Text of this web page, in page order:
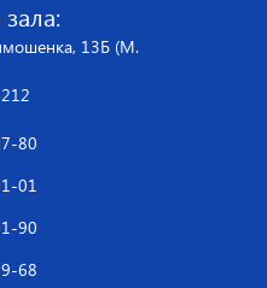
13Б (М.
80
01
90
68